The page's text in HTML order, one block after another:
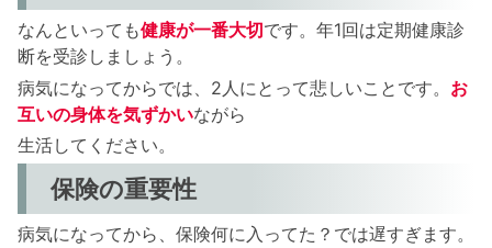
なんといっても健康が一番大切です。年1回は定期健康診
断を受診しましょう。
病気になってからでは、2人にとって悲しいことです。 お
互いの身体を気ずかいながら
生活してください。
保険の重要性
病気になってから、保険何に入ってた？では遅すぎます。